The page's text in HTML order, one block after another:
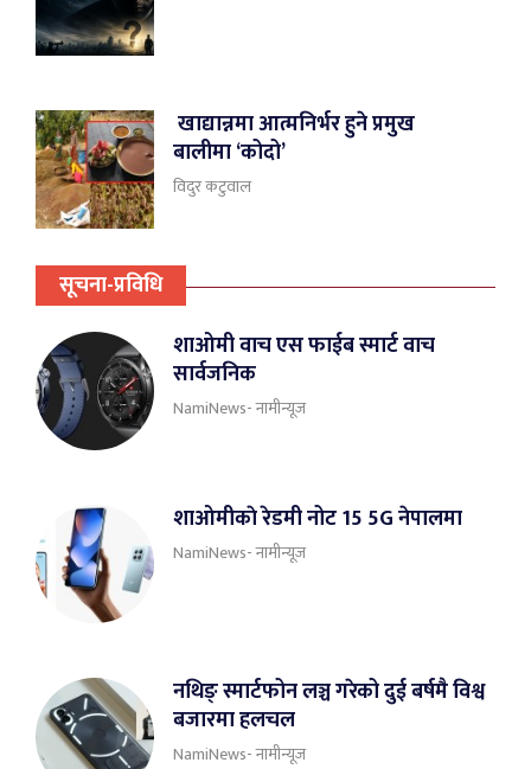
खाद्यान्नमा आत्मनिर्भर हुने प्रमुख
बालीमा ‘कोदो’
विदुर कटुवाल
सूचना-प्रविधि
शाओमी वाच एस फाईब स्मार्ट वाच
सार्वजनिक
NamiNews- नामीन्यूज
शाओमीकाे रेडमी नोट 15 5G नेपालमा
NamiNews- नामीन्यूज
नथिङ् स्मार्टफोन लञ्च गरेको दुई बर्षमै विश्व
बजारमा हलचल
NamiNews- नामीन्यूज